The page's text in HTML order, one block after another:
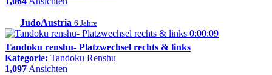
JudoAustria 6 Jahre
0:00:09
Tandoku renshu- Platzwechsel rechts & links
Kategorie: Tandoku Renshu
1,097Ansichten